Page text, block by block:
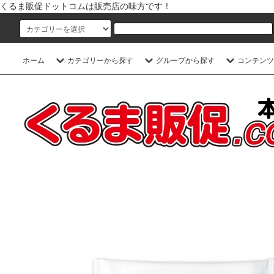
くるま販促ドットコムは販売店の味方です！
ホーム カテゴリーから探す グループから探す コンテン